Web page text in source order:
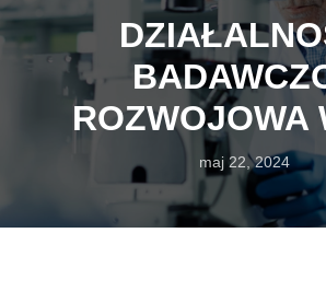
ROZWOJOWA
maj 22, 2024